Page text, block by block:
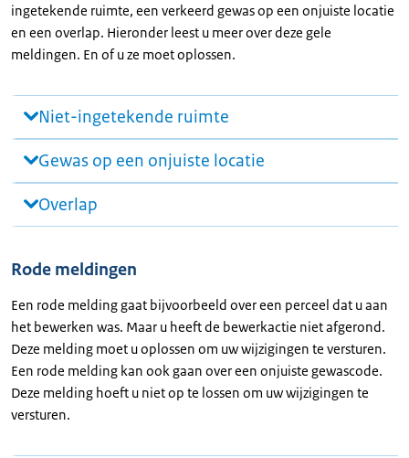
ingetekende ruimte, een verkeerd gewas op een onjuiste locatie
en een overlap. Hieronder leest u meer over deze gele
meldingen. En of u ze moet oplossen.
Niet-ingetekende ruimte
Gewas op een onjuiste locatie
Overlap
Rode meldingen
Een rode melding gaat bijvoorbeeld over een perceel dat u aan
het bewerken was. Maar u heeft de bewerkactie niet afgerond.
Deze melding moet u oplossen om uw wijzigingen te versturen.
Een rode melding kan ook gaan over een onjuiste gewascode.
Deze melding hoeft u niet op te lossen om uw wijzigingen te
versturen.